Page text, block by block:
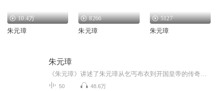
10.4万
朱元璋
8266
朱元璋
5127
朱元璋
朱元璋
50 48.6万